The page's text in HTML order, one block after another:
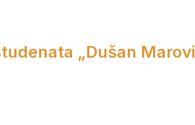
„Dušan